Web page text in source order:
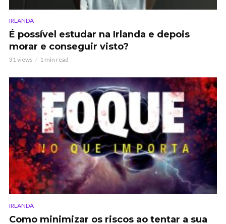
IRLANDA
É possível estudar na Irlanda e depois
morar e conseguir visto?
31 views 1 min read
IRLANDA
Como minimizar os riscos ao tentar a sua